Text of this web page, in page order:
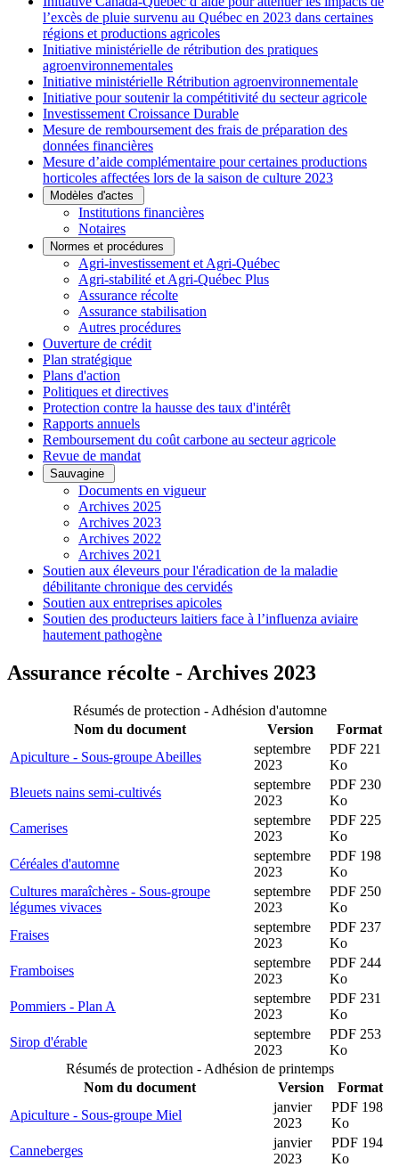
l’excès de pluie survenu au Québec en 2023 dans certaines
régions et productions agricoles
Initiative ministérielle de rétribution des pratiques
agroenvironnementales
Initiative ministérielle Rétribution agroenvironnementale
Initiative pour soutenir la compétitivité du secteur agricole
Investissement Croissance Durable
Mesure de remboursement des frais de préparation des
données financières
Mesure d’aide complémentaire pour certaines productions
horticoles affectées lors de la saison de culture 2023
Modèles d'actes
Institutions financières
Notaires
Normes et procédures
Agri-investissement et Agri-Québec
Agri-stabilité et Agri-Québec Plus
Assurance récolte
Assurance stabilisation
Autres procédures
Ouverture de crédit
Plan stratégique
Plans d'action
Politiques et directives
Protection contre la hausse des taux d'intérêt
Rapports annuels
Remboursement du coût carbone au secteur agricole
Revue de mandat
Sauvagine
Documents en vigueur
Archives 2025
Archives 2023
Archives 2022
Archives 2021
Soutien aux éleveurs pour l'éradication de la maladie
débilitante chronique des cervidés
Soutien aux entreprises apicoles
Soutien des producteurs laitiers face à l’influenza aviaire
hautement pathogène
Assurance récolte - Archives 2023
Résumés de protection - Adhésion d'automne
Nom du document
Version
Format
Apiculture - Sous-groupe Abeilles
septembre
2023
PDF 221
Ko
Bleuets nains semi-cultivés
septembre
2023
PDF 230
Ko
Camerises
septembre
2023
PDF 225
Ko
Céréales d'automne
septembre
2023
PDF 198
Ko
Cultures maraîchères - Sous-groupe
légumes vivaces
septembre
2023
PDF 250
Ko
Fraises
septembre
2023
PDF 237
Ko
Framboises
septembre
2023
PDF 244
Ko
Pommiers - Plan A
septembre
2023
PDF 231
Ko
Sirop d'érable
septembre
2023
PDF 253
Ko
Résumés de protection - Adhésion de printemps
Nom du document
Version
Format
Apiculture - Sous-groupe Miel
janvier
2023
PDF 198
Ko
Canneberges
janvier
2023
PDF 194
Ko